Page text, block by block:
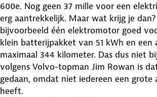
600e. Nog geen 37 mille voor een
erg aantrekkelijk. Maar wat krijg je
bijvoorbeeld één elektromotor goed
klein batterijpakket van 51 kWh en een
maximaal 344 kilometer. Das dus niet
volgens Volvo-topman Jim Rowan is
gedaan, omdat niet iedereen een grote
heeft.